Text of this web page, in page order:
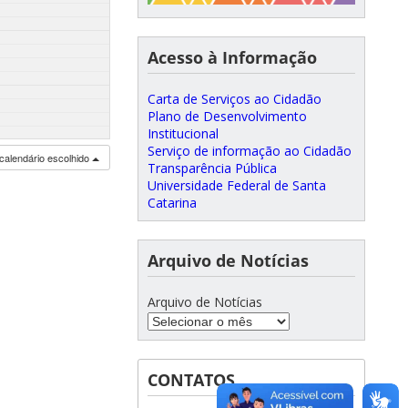
escolhido
Acesso à Informação
Carta de Serviços ao Cidadão
Plano de Desenvolvimento
Institucional
Serviço de informação ao Cidadão
Transparência Pública
Universidade Federal de Santa
Catarina
Arquivo de Notícias
Arquivo de Notícias
CONTATOS